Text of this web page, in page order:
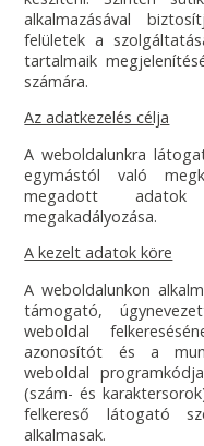
alkalmazásával
felületek a
tartalmaik
számára.
Az adatkezelés célja
A weboldalunkra
egymástól való
megadott
megakadályozása.
A kezelt adatok köre
A weboldalunkon
támogató,
weboldal
azonosítót és a
weboldal
(szám- és
felkereső látogató
alkalmasak.